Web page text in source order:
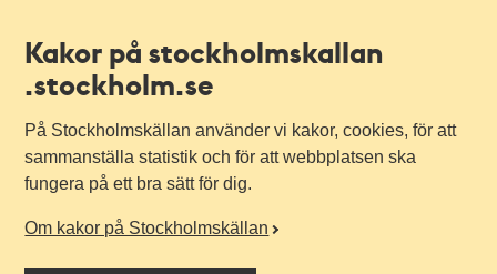
Kakor på stockholmskallan
.stockholm.se
På Stockholmskällan använder vi kakor, cookies, för att
sammanställa statistik och för att webbplatsen ska
fungera på ett bra sätt för dig.
Om kakor på Stockholmskällan